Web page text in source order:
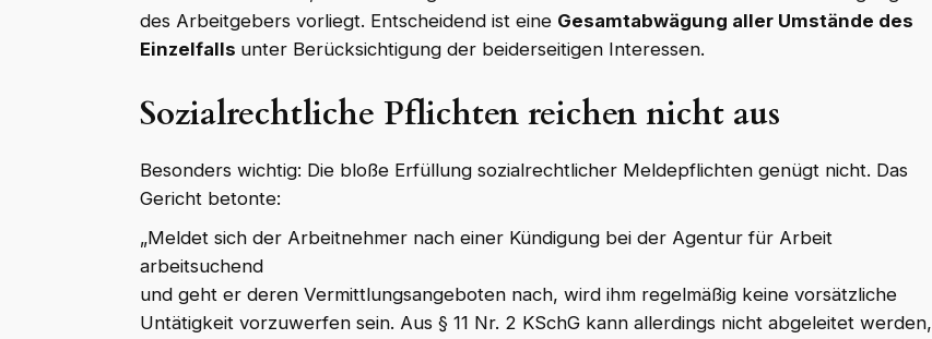
des Arbeitgebers vorliegt. Entscheidend ist eine Gesamtabwägung aller Umstände des
Einzelfalls unter Berücksichtigung der beiderseitigen Interessen.
Sozialrechtliche Pflichten reichen nicht aus
Besonders wichtig: Die bloße Erfüllung sozialrechtlicher Meldepflichten genügt nicht. Das
Gericht betonte:
„Meldet sich der Arbeitnehmer nach einer Kündigung bei der Agentur für Arbeit
arbeitsuchend
und geht er deren Vermittlungsangeboten nach, wird ihm regelmäßig keine vorsätzliche
Untätigkeit vorzuwerfen sein. Aus § 11 Nr. 2 KSchG kann allerdings nicht abgeleitet werden,